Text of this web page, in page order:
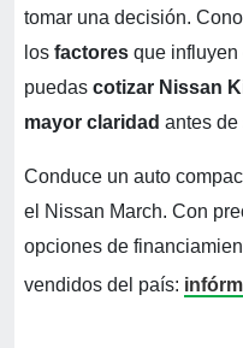
tomar una decisión.
los factores que influyen
puedas cotizar Nissan
mayor claridad antes de
Conduce un auto
el Nissan March. Con
opciones de
vendidos del país: